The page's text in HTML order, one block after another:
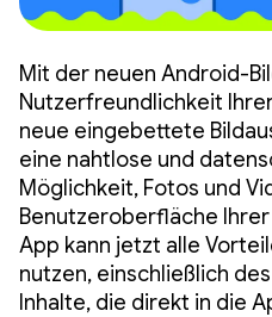
Mit der neuen Android-
Nutzerfreundlichkeit
neue eingebettete
eine nahtlose und
Möglichkeit, Fotos und
Benutzeroberfläche
App kann jetzt alle
nutzen, einschließlich
Inhalte, die direkt in die